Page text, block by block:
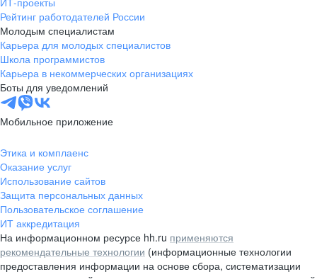
Рейтинг работодателей России
Молодым специалистам
Карьера для молодых специалистов
Школа программистов
Карьера в некоммерческих организациях
Боты для уведомлений
Мобильное приложение
Этика и комплаенс
Оказание услуг
Использование сайтов
Защита персональных данных
Пользовательское соглашение
ИТ аккредитация
На информационном ресурсе hh.ru применяются
рекомендательные технологии (информационные технологии
предоставления информации на основе сбора, систематизации